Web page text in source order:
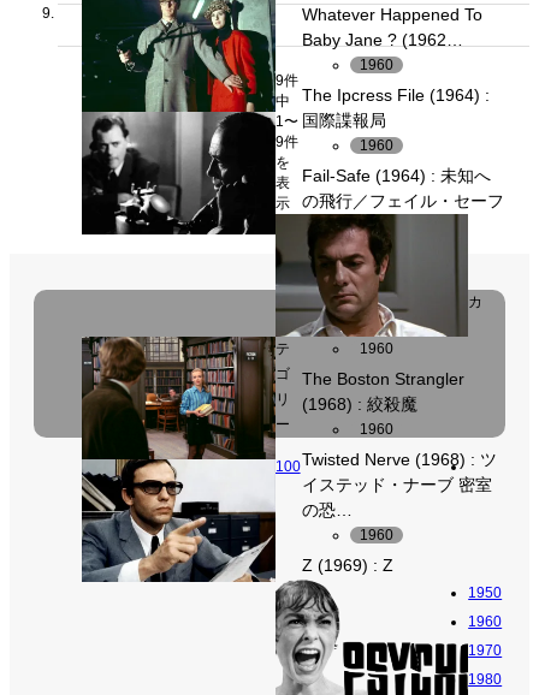
Whatever Happened To
Baby Jane ? (1962…
1960
The Ipcress File (1964) :
国際諜報局
1960
Fail-Safe (1964) : 未知へ
の飛行／フェイル・セーフ
1960
The Boston Strangler
(1968) : 絞殺魔
1960
Twisted Nerve (1968) : ツ
イステッド・ナーブ 密室
の恐…
1960
Z (1969) : Z
9件
中
1〜
9件
を
表
示
カ
テ
ゴ
リ
ー
100
1950
1960
1970
1980